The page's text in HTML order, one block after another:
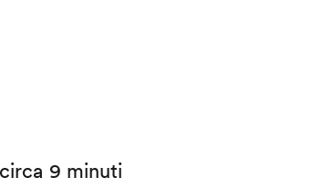
9 minuti